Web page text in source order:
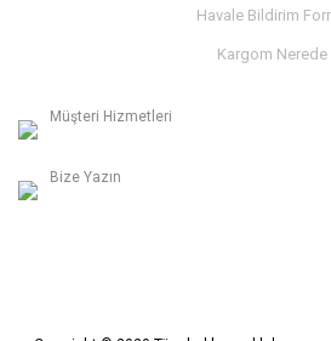
Havale Bildirim
Kargom Nerede
Müşteri Hizmetleri
Bize Yazın